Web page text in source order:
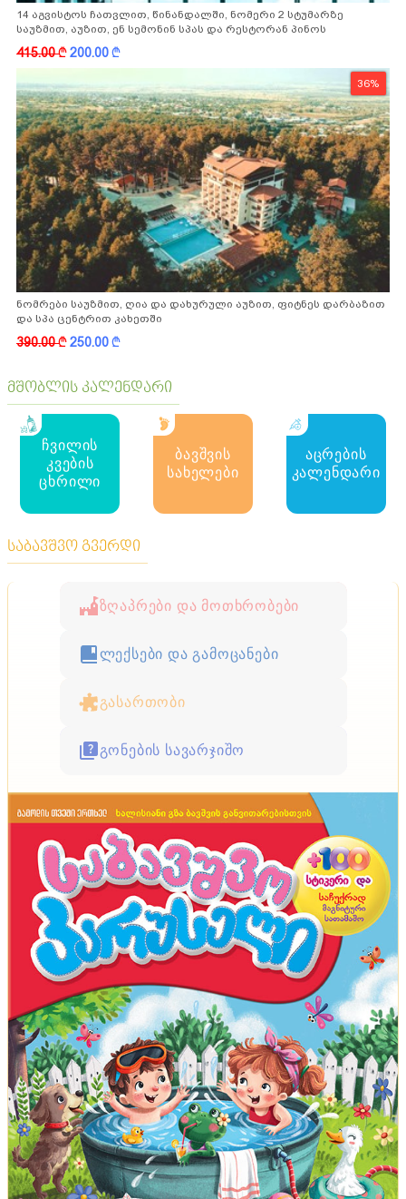
14 აგვისტოს ჩათვლით, წინანდალში, ნომერი 2 სტუმარზე
საუზმით, აუზით, ენ სემონინ სპას და რესტორან პინოს
ფასდაკლებით
415.00k200.00k
36%
ნომრები საუზმით, ღია და დახურული აუზით, ფიტნეს დარბაზით
და სპა ცენტრით კახეთში
390.00k250.00k
მშობლის კალენდარი
ჩვილის
კვების
ცხრილი
ბავშვის
სახელები
აცრების
კალენდარი
საბავშვო გვერდი
ზღაპრები და მოთხრობები
ლექსები და გამოცანები
გასართობი
გონების სავარჯიშო